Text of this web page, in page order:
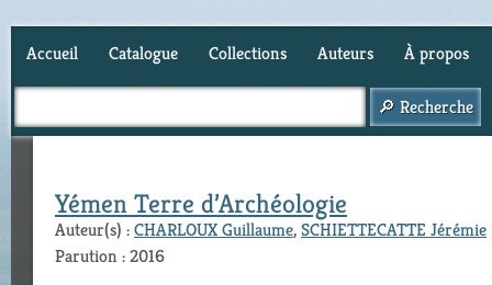
Accueil Catalogue Collections Auteurs À propos
Yémen Terre d’Archéologie
Auteur(s) :CHARLOUX Guillaume,SCHIETTECATTE Jérémie
Parution : 2016